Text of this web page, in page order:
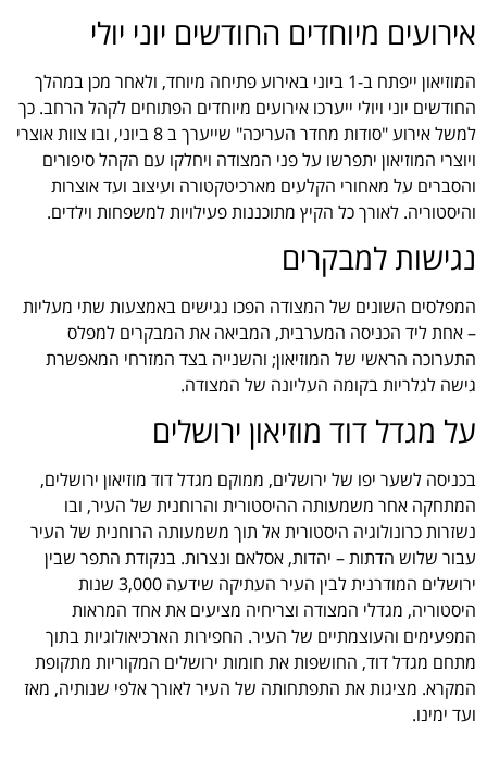
אירועים מיוחדים החודשים יוני יולי
המוזיאון ייפתח ב-1 ביוני באירוע פתיחה מיוחד, ולאחר מכן במהלך
החודשים יוני ויולי ייערכו אירועים מיוחדים הפתוחים לקהל הרחב. כך
למשל אירוע "סודות מחדר העריכה" שייערך ב 8 ביוני, ובו צוות אוצרי
ויוצרי המוזיאון יתפרשו על פני המצודה ויחלקו עם הקהל סיפורים
והסברים על מאחורי הקלעים מארכיטקטורה ועיצוב ועד אוצרות
והיסטוריה. לאורך כל הקיץ מתוכננות פעילויות למשפחות וילדים.
נגישות למבקרים
המפלסים השונים של המצודה הפכו נגישים באמצעות שתי מעליות
– אחת ליד הכניסה המערבית, המביאה את המבקרים למפלס
התערוכה הראשי של המוזיאון; והשנייה בצד המזרחי המאפשרת
גישה לגלריות בקומה העליונה של המצודה.
על מגדל דוד מוזיאון ירושלים
בכניסה לשער יפו של ירושלים, ממוקם מגדל דוד מוזיאון ירושלים,
המתחקה אחר משמעותה ההיסטורית והרוחנית של העיר, ובו
נשזרות כרונולוגיה היסטורית אל תוך משמעותה הרוחנית של העיר
עבור שלוש הדתות – יהדות, אסלאם ונצרות. בנקודת התפר שבין
ירושלים המודרנית לבין העיר העתיקה שידעה 3,000 שנות
היסטוריה, מגדלי המצודה וצריחיה מציעים את אחד המראות
המפעימים והעוצמתיים של העיר. החפירות הארכיאולוגיות בתוך
מתחם מגדל דוד, החושפות את חומות ירושלים המקוריות מתקופת
המקרא. מציגות את התפתחותה של העיר לאורך אלפי שנותיה, מאז
ועד ימינו.